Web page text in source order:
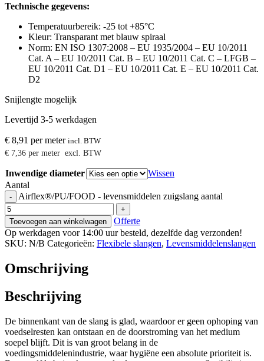
Technische gegevens:
Temperatuurbereik: -25 tot +85°C
Kleur: Transparant met blauw spiraal
Norm: EN ISO 1307:2008 – EU 1935/2004 – EU 10/2011
Cat. A – EU 10/2011 Cat. B – EU 10/2011 Cat. C – LFGB –
EU 10/2011 Cat. D1 – EU 10/2011 Cat. E – EU 10/2011 Cat.
D2
Snijlengte mogelijk
Levertijd 3-5 werkdagen
€ 8,91 per meter incl. BTW
€ 7,36 per meter excl. BTW
Inwendige diameter
Wissen
Aantal
- Airflex®/PU/FOOD - levensmiddelen zuigslang aantal
+
Toevoegen aan winkelwagen
Offerte
Op werkdagen voor 14:00 uur besteld, dezelfde dag verzonden!
SKU: N/B Categorieën: Flexibele slangen, Levensmiddelenslangen
Omschrijving
Beschrijving
De binnenkant van de slang is glad, waardoor er geen ophoping van
voedselresten kan ontstaan en de doorstroming van het medium
soepel blijft. Dit is van groot belang in de
voedingsmiddelenindustrie, waar hygiëne een absolute prioriteit is.